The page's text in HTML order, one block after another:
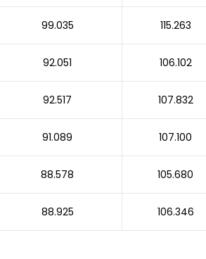
99.035 115.263
92.051 106.102
92.517 107.832
91.089 107.100
88.578 105.680
88.925 106.346